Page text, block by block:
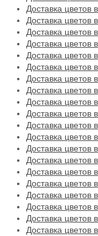
Доставка цветов
Доставка цветов
Доставка цветов
Доставка цветов
Доставка цветов
Доставка цветов
Доставка цветов
Доставка цветов
Доставка цветов
Доставка цветов
Доставка цветов
Доставка
Доставка
Доставка цветов
Доставка цветов
Доставка цветов
Доставка цветов
Доставка цветов
Доставка цветов
Доставка цветов